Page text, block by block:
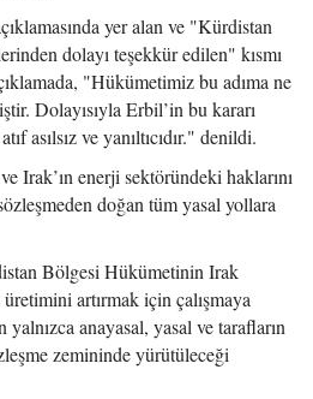
yer alan ve "Kürdistan
dolayı teşekkür edilen" kısmı
"Hükümetimiz bu adıma ne
Dolayısıyla Erbil’in bu kararı
asılsız ve yanıltıcıdır." denildi.
Irak’ın enerji sektöründeki haklarını
doğan tüm yasal yollara
Bölgesi Hükümetinin Irak
artırmak için çalışmaya
anayasal, yasal ve tarafların
zemininde yürütüleceği